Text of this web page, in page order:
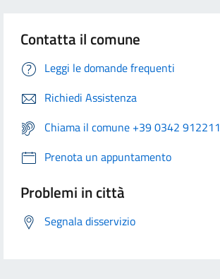
Contatta il comune
Leggi le domande frequenti
Richiedi Assistenza
Chiama il comune +39 0342 912211
Prenota un appuntamento
Problemi in città
Segnala disservizio